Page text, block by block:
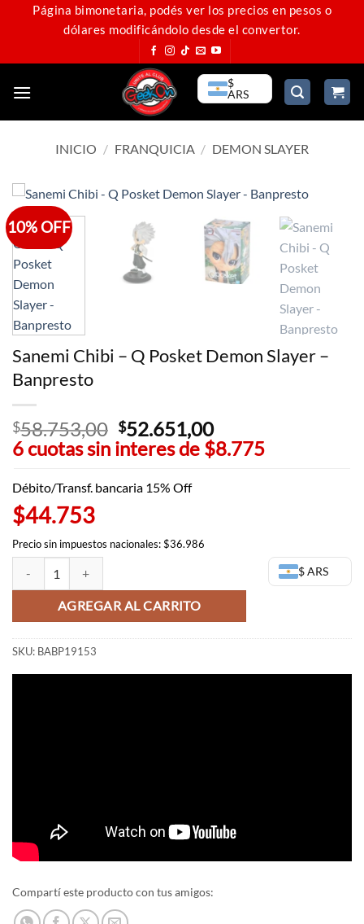
Página bimonetaria, podés ver los precios en pesos o
dólares modificándolo desde el convertor.
$
ARS
INICIO / FRANQUICIA / DEMON SLAYER
10% OFF
Sanemi Chibi – Q Posket Demon Slayer –
Banpresto
$58.753,00 El
precio
era:
$52.651,00El
precio
6 cuotas sin interes de $8.775
Débito/Transf. bancaria 15% Off
$44.753
Precio sin impuestos nacionales: $36.986
$ ARS
Sanemi Chibi - Q Posket Demon Slayer - Banpresto cantidad
AGREGAR AL CARRITO
SKU: BABP19153
Compartí este producto con tus amigos: